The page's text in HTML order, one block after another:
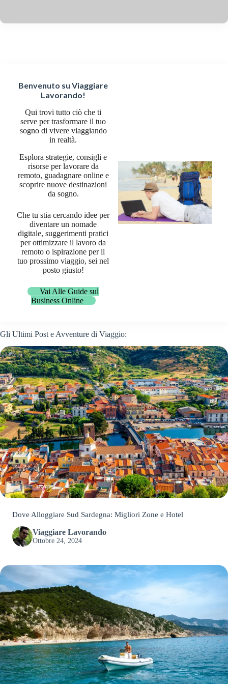
Benvenuto su Viaggiare
Lavorando!
Qui trovi tutto ciò che ti
serve per trasformare il tuo
sogno di vivere viaggiando
in realtà.
Esplora strategie, consigli e
risorse per lavorare da
remoto, guadagnare online e
scoprire nuove destinazioni
da sogno.
Che tu stia cercando idee per
diventare un nomade
digitale, suggerimenti pratici
per ottimizzare il lavoro da
remoto o ispirazione per il
tuo prossimo viaggio, sei nel
posto giusto!
Vai Alle Guide sul
Business Online
Gli Ultimi Post e Avventure di Viaggio:
Dove Alloggiare Sud Sardegna: Migliori Zone e Hotel
Viaggiare Lavorando
Ottobre 24, 2024